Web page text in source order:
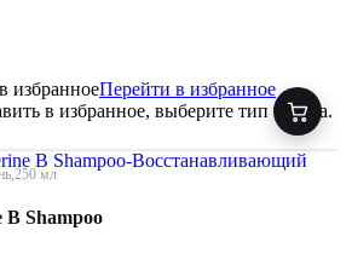
в избранноеПерейти в избранное
в избранное, выберите тип товара.
мл
Shampoo